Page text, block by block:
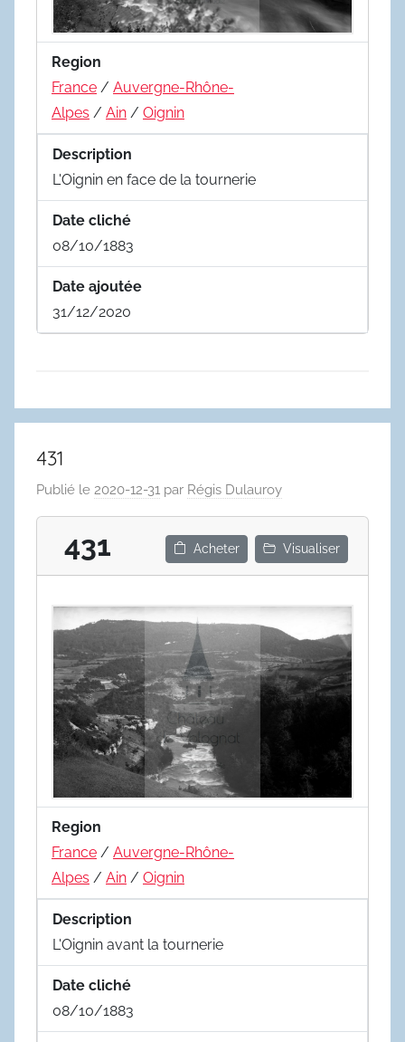
Region
France / Auvergne-Rhône-
Alpes / Ain / Oignin
Description
L'Oignin en face de la tournerie
Date cliché
08/10/1883
Date ajoutée
31/12/2020
431
Publié le 2020-12-31 par Régis Dulauroy
431 Acheter Visualiser
Region
France / Auvergne-Rhône-
Alpes / Ain / Oignin
Description
L'Oignin avant la tournerie
Date cliché
08/10/1883